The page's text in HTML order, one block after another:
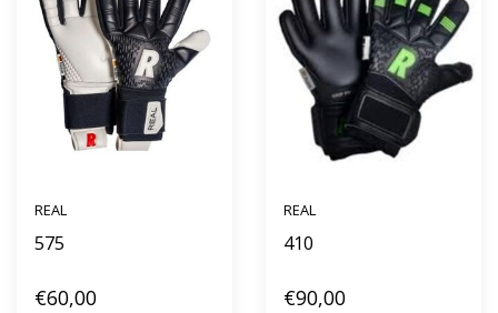
REAL
575
€60,00
REAL
410
€90,00